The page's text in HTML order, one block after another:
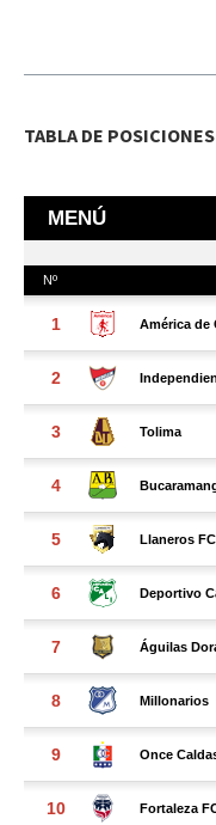
TABLA DE POSICIONES